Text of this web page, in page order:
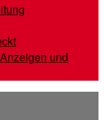
und